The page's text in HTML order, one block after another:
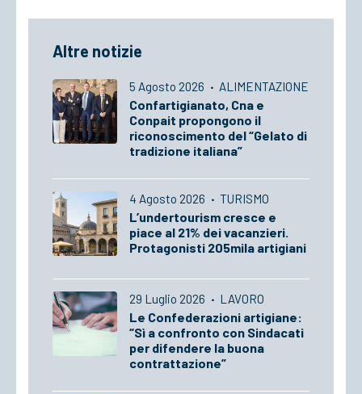
Altre notizie
5 Agosto 2026 · ALIMENTAZIONE
Confartigianato, Cna e
Conpait propongono il
riconoscimento del “Gelato di
tradizione italiana”
4 Agosto 2026 · TURISMO
L’undertourism cresce e
piace al 21% dei vacanzieri.
Protagonisti 205mila artigiani
29 Luglio 2026 · LAVORO
Le Confederazioni artigiane:
“Sì a confronto con Sindacati
per difendere la buona
contrattazione”